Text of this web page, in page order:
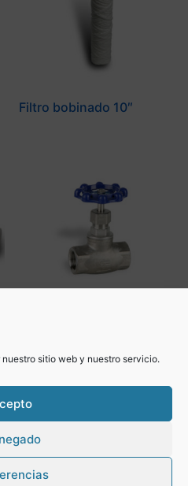
sitio web y nuestro servicio.
Filtro bobinado 10″
Inforaga